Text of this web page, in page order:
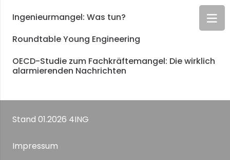
Ingenieurmangel: Was tun?
Roundtable Young Engineering
OECD-Studie zum Fachkräftemangel: Die wirklich
alarmierenden Nachrichten
Stand 01.2026 4ING
Impressum